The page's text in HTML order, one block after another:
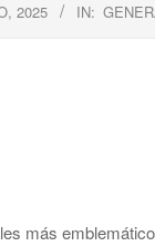
2025 IN:
más